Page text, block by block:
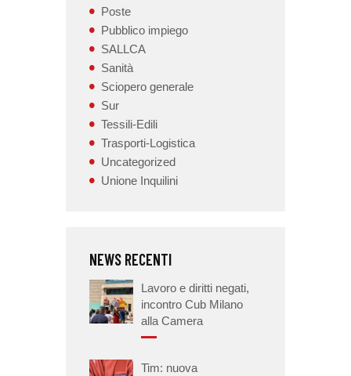
Poste
Pubblico impiego
SALLCA
Sanità
Sciopero generale
Sur
Tessili-Edili
Trasporti-Logistica
Uncategorized
Unione Inquilini
NEWS RECENTI
Lavoro e diritti negati,
incontro Cub Milano
alla Camera
Tim: nuova